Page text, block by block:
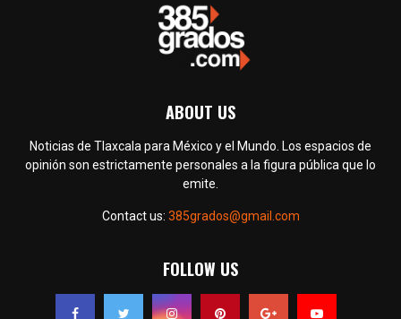
ABOUT US
Noticias de Tlaxcala para México y el Mundo. Los espacios de
opinión son estrictamente personales a la figura pública que lo
emite.
Contact us: 385grados@gmail.com
FOLLOW US